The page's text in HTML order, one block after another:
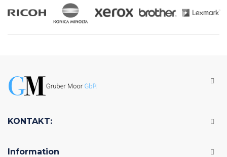
KONTAKT:
Information